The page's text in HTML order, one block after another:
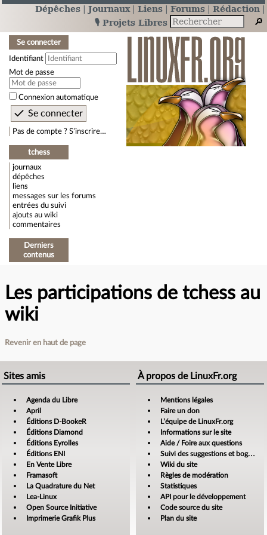
Dépêches Journaux Liens Forums
Rédaction
🎙️ Projets Libres
Se connecter
Identifiant
Mot de passe
Connexion automatique
Pas de compte ? S’inscrire…
tchess
journaux
dépêches
liens
messages sur les forums
entrées du suivi
ajouts au wiki
commentaires
Derniers
contenus
Les participations de tchess au
wiki
Revenir en haut de page
Sites amis
Agenda du Libre
April
Éditions D-BookeR
Éditions Diamond
Éditions Eyrolles
Éditions ENI
En Vente Libre
Framasoft
La Quadrature du Net
Lea-Linux
Open Source Initiative
Imprimerie Grafik Plus
À propos de LinuxFr.org
Mentions légales
Faire un don
L’équipe de LinuxFr.org
Informations sur le site
Aide / Foire aux questions
Suivi des suggestions et bogues
Wiki du site
Règles de modération
Statistiques
API pour le développement
Code source du site
Plan du site